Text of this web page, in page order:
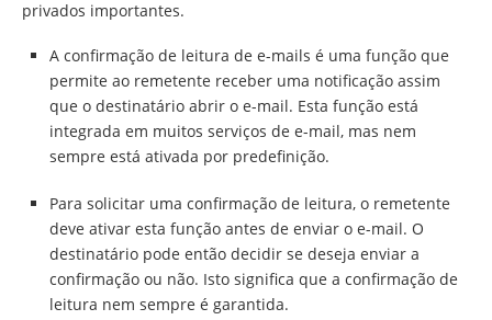
privados importantes.
A confirmação de leitura de e-mails é uma função que
permite ao remetente receber uma notificação assim
que o destinatário abrir o e-mail. Esta função está
integrada em muitos serviços de e-mail, mas nem
sempre está ativada por predefinição.
Para solicitar uma confirmação de leitura, o remetente
deve ativar esta função antes de enviar o e-mail. O
destinatário pode então decidir se deseja enviar a
confirmação ou não. Isto significa que a confirmação de
leitura nem sempre é garantida.